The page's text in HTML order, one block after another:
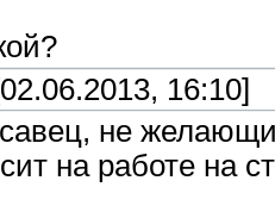
16:10]
не
на работе на